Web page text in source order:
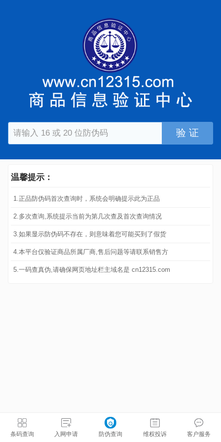
验 证
温馨提示：
1.正品防伪码首次查询时，系统会明确提示此为正品
2.多次查询,系统提示当前为第几次查及首次查询情况
3.如果显示防伪码不存在，则意味着您可能买到了假货
4.本平台仅验证商品所属厂商,售后问题等请联系销售方
5.一码查真伪,请确保网页地址栏主域名是 cn12315.com
条码查询 入网申请 防伪查询 维权投诉 客户服务